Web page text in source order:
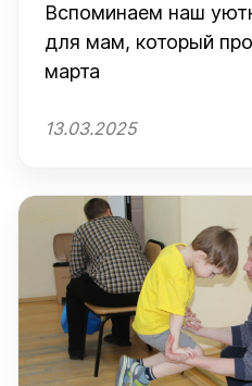
Вспоминаем наш
для мам, который
марта
13.03.2025